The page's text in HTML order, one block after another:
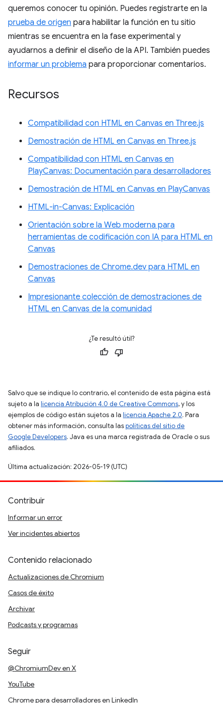
queremos conocer tu opinión. Puedes registrarte en la
prueba de origen para habilitar la función en tu sitio
mientras se encuentra en la fase experimental y
ayudarnos a definir el diseño de la API. También puedes
informar un problema para proporcionar comentarios.
Recursos
Compatibilidad con HTML en Canvas en Three.js
Demostración de HTML en Canvas en Three.js
Compatibilidad con HTML en Canvas en
PlayCanvas: Documentación para desarrolladores
Demostración de HTML en Canvas en PlayCanvas
HTML-in-Canvas: Explicación
Orientación sobre la Web moderna para
herramientas de codificación con IA para HTML en
Canvas
Demostraciones de Chrome.dev para HTML en
Canvas
Impresionante colección de demostraciones de
HTML en Canvas de la comunidad
¿Te resultó útil?
Salvo que se indique lo contrario, el contenido de esta página está
sujeto a la licencia Atribución 4.0 de Creative Commons, y los
ejemplos de código están sujetos a la licencia Apache 2.0. Para
obtener más información, consulta laspolíticas del sitio de
Google Developers. Java es una marca registrada de Oracle o sus
afiliados.
Última actualización: 2026-05-19 (UTC)
Contribuir
Informar un error
Ver incidentes abiertos
Contenido relacionado
Actualizaciones de Chromium
Casos de éxito
Archivar
Podcasts y programas
Seguir
@ChromiumDev en X
YouTube
Chrome para desarrolladores en LinkedIn